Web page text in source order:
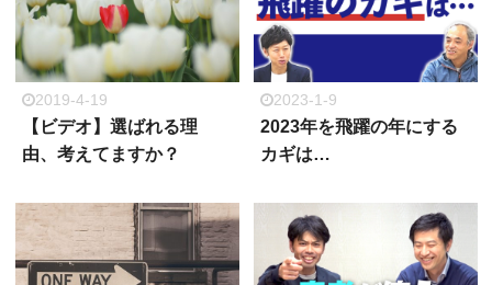
2019-4-19
【ビデオ】選ばれる理
由、考えてますか？
2023-1-9
2023年を飛躍の年にする
カギは…